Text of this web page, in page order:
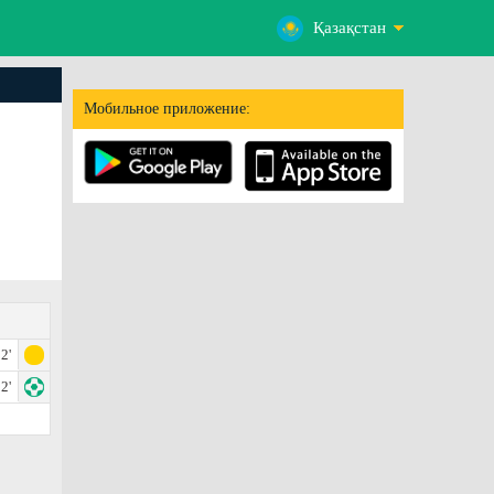
Қазақстан
Мобильное приложение: